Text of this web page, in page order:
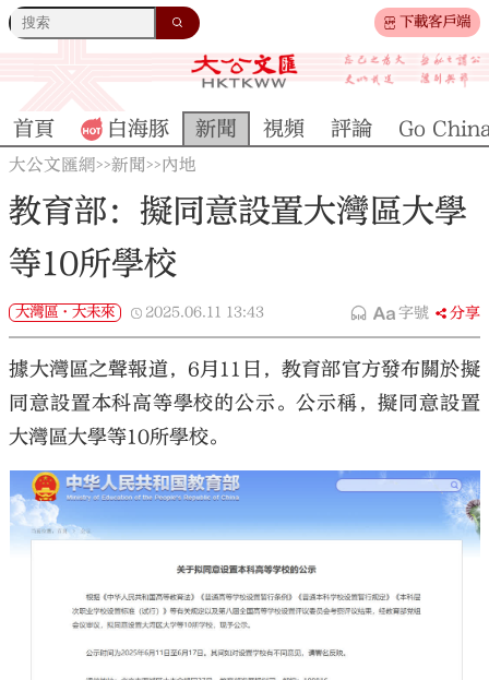
下載客戶端
大公文匯
首頁 白海豚 新聞 視頻 評論 Go
大公文匯網>>新聞>>內地
教育部：擬同意設置大灣區大學
等10所學校
大灣區·大未來 2025.06.11 13:43 字號 分享
據大灣區之聲報道，6月11日，教育部官方發布關於擬
同意設置本科高等學校的公示。公示稱，擬同意設置
大灣區大學等10所學校。